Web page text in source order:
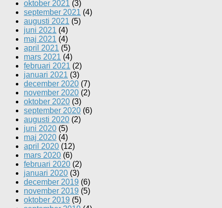
oktober 2021 (3)
september 2021 (4)
augusti 2021 (5)
juni 2021 (4)
maj 2021 (4)
april 2021 (5)
mars 2021 (4)
februari 2021 (2)
januari 2021 (3)
december 2020 (7)
november 2020 (2)
oktober 2020 (3)
september 2020 (6)
augusti 2020 (2)
juni 2020 (5)
maj 2020 (4)
april 2020 (12)
mars 2020 (6)
februari 2020 (2)
januari 2020 (3)
december 2019 (6)
november 2019 (5)
oktober 2019 (5)